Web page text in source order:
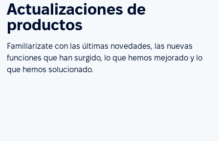
Actualizaciones de
productos
Familiarízate con las últimas novedades, las nuevas
funciones que han surgido, lo que hemos mejorado y lo
que hemos solucionado.